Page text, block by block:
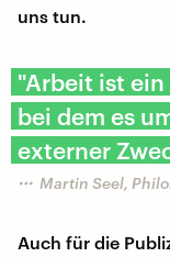
uns tun.
"Arbeit ist
bei dem es
externer
Martin Seel,
Auch für die